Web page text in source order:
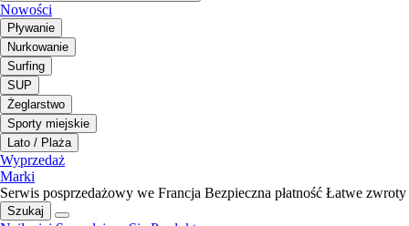
Nowości
Pływanie
Nurkowanie
Surfing
SUP
Żeglarstwo
Sporty miejskie
Lato / Plaża
Wyprzedaż
Marki
Serwis posprzedażowy we Francja Bezpieczna płatność Łatwe zwroty
Szukaj